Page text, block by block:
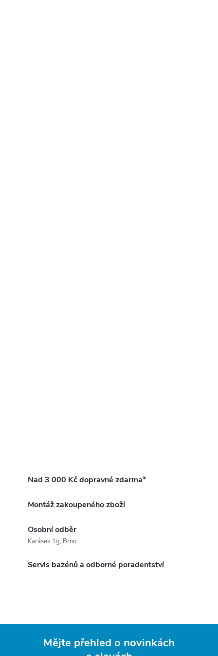
Nad 3 000 Kč dopravné zdarma*
Montáž zakoupeného zboží
Osobní odběr
Karásek 1g, Brno
Servis bazénů a odborné poradentství
Mějte přehled o novinkách